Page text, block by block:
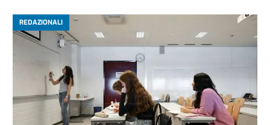
REDAZIONALI